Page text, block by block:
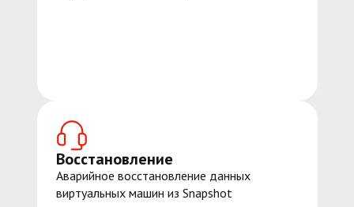
Восстановление
Аварийное восстановление данных
виртуальных машин из Snapshot